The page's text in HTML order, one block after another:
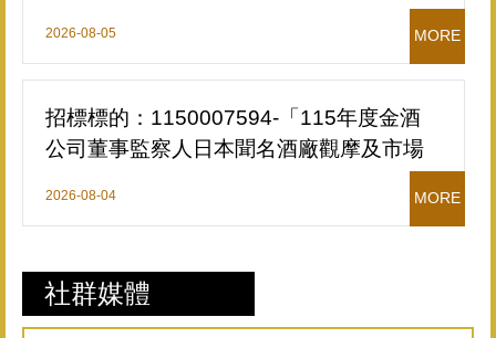
2026-08-05 MORE
招標標的：1150007594-「115年度金酒
公司董事監察人日本聞名酒廠觀摩及市場
2026-08-04 MORE
社群媒體